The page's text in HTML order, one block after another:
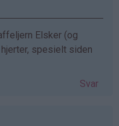
Elsker (og
spesielt siden
Svar